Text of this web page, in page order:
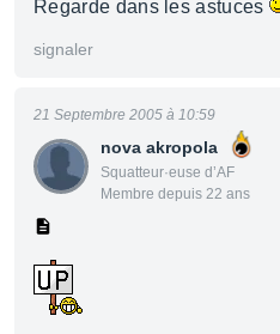
Regarde dans les astuces
signaler
nova akropola
Squatteur·euse d’AF
Membre depuis 22 ans
21 Septembre 2005 à 10:59